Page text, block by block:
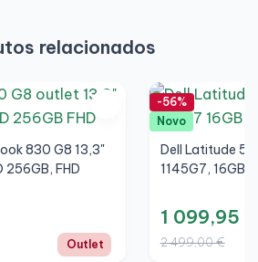
relacionados
830 G8 13,3"
256GB, FHD
Outlet
-56%
Novo
Dell Latitude
1145G7, 16GB,
1 099,95 €
2 499,00 €